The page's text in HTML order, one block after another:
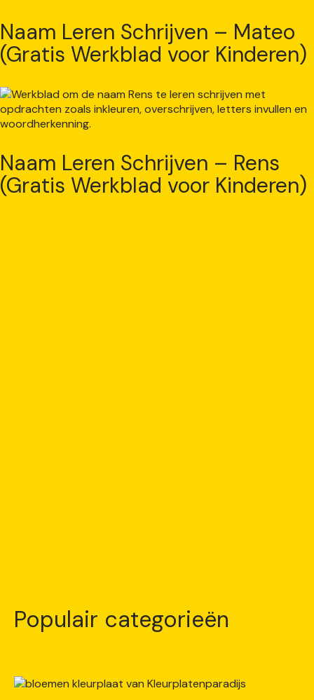
Naam Leren Schrijven – Mateo
(Gratis Werkblad voor Kinderen)
Naam Leren Schrijven – Rens
(Gratis Werkblad voor Kinderen)
Populair categorieën